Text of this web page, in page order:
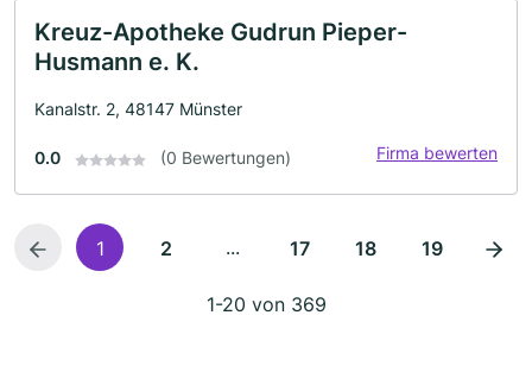
Kreuz-Apotheke Gudrun Pieper-
Husmann e. K.
Kanalstr. 2, 48147 Münster
0.0 (0 Bewertungen) Firma bewerten
1 2 ... 17 18 19
1-20 von 369